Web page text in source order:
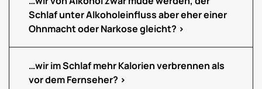
Schlaf unter Alkoholeinfluss aber eher einer
Ohnmacht oder Narkose gleicht?
…wir im Schlaf mehr Kalorien verbrennen als
vor dem Fernseher?